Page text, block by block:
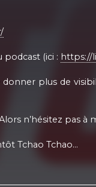
podcast (ici : https://
plus de
n’hésitez pas à
Tchao Tchao…